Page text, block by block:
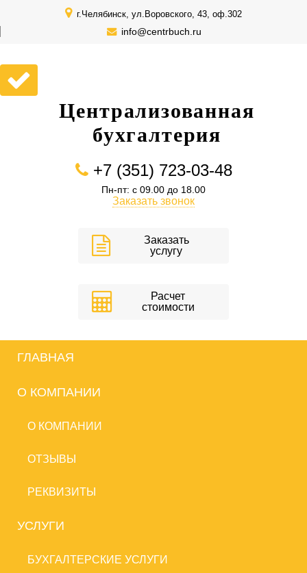
г.Челябинск, ул.Воровского, 43, оф.302
info@centrbuch.ru
Централизованная
бухгалтерия
+7 (351) 723-03-48
Пн-пт: с 09.00 до 18.00
Заказать звонок
Заказать
услугу
Расчет
стоимости
ГЛАВНАЯ
О КОМПАНИИ
О КОМПАНИИ
ОТЗЫВЫ
РЕКВИЗИТЫ
УСЛУГИ
БУХГАЛТЕРСКИЕ УСЛУГИ